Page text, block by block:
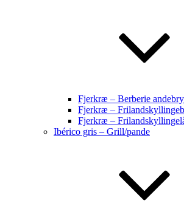
Fjerkræ – Berberie
Fjerkræ –
Fjerkræ –
Ibérico gris – Grill/pande